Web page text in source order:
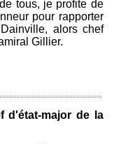
tous, je profite de
pour rapporter
alors chef
Gillier.
d'état-major de la